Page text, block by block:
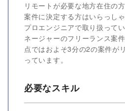
リモートが必要な地方在住の
案件に決定する方はいらっしゃ
プロエンジニアで取り扱って
ネージャーのフリーランス案
点ではおよそ3分の2の案件が
っています。
必要なスキル